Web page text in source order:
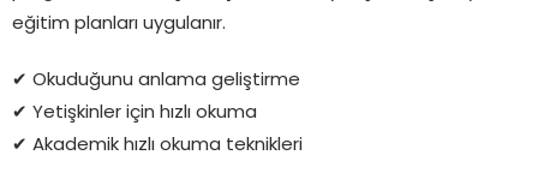
eğitim planları uygulanır.
✔ Okuduğunu anlama geliştirme
✔ Yetişkinler için hızlı okuma
✔ Akademik hızlı okuma teknikleri